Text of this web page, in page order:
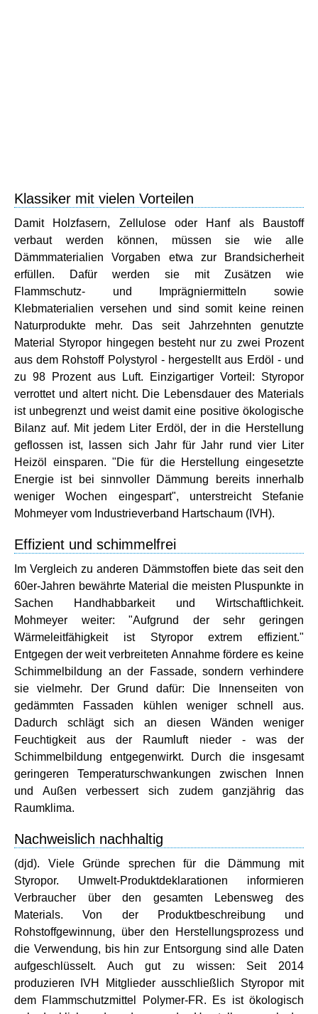
Klassiker mit vielen Vorteilen
Damit Holzfasern, Zellulose oder Hanf als Baustoff
verbaut werden können, müssen sie wie alle
Dämmmaterialien Vorgaben etwa zur Brandsicherheit
erfüllen. Dafür werden sie mit Zusätzen wie
Flammschutz- und Imprägniermitteln sowie
Klebmaterialien versehen und sind somit keine reinen
Naturprodukte mehr. Das seit Jahrzehnten genutzte
Material Styropor hingegen besteht nur zu zwei Prozent
aus dem Rohstoff Polystyrol - hergestellt aus Erdöl - und
zu 98 Prozent aus Luft. Einzigartiger Vorteil: Styropor
verrottet und altert nicht. Die Lebensdauer des Materials
ist unbegrenzt und weist damit eine positive ökologische
Bilanz auf. Mit jedem Liter Erdöl, der in die Herstellung
geflossen ist, lassen sich Jahr für Jahr rund vier Liter
Heizöl einsparen. "Die für die Herstellung eingesetzte
Energie ist bei sinnvoller Dämmung bereits innerhalb
weniger Wochen eingespart", unterstreicht Stefanie
Mohmeyer vom Industrieverband Hartschaum (IVH).
Effizient und schimmelfrei
Im Vergleich zu anderen Dämmstoffen biete das seit den
60er-Jahren bewährte Material die meisten Pluspunkte in
Sachen Handhabbarkeit und Wirtschaftlichkeit.
Mohmeyer weiter: "Aufgrund der sehr geringen
Wärmeleitfähigkeit ist Styropor extrem effizient."
Entgegen der weit verbreiteten Annahme fördere es keine
Schimmelbildung an der Fassade, sondern verhindere
sie vielmehr. Der Grund dafür: Die Innenseiten von
gedämmten Fassaden kühlen weniger schnell aus.
Dadurch schlägt sich an diesen Wänden weniger
Feuchtigkeit aus der Raumluft nieder - was der
Schimmelbildung entgegenwirkt. Durch die insgesamt
geringeren Temperaturschwankungen zwischen Innen
und Außen verbessert sich zudem ganzjährig das
Raumklima.
Nachweislich nachhaltig
(djd). Viele Gründe sprechen für die Dämmung mit
Styropor. Umwelt-Produktdeklarationen informieren
Verbraucher über den gesamten Lebensweg des
Materials. Von der Produktbeschreibung und
Rohstoffgewinnung, über den Herstellungsprozess und
die Verwendung, bis hin zur Entsorgung sind alle Daten
aufgeschlüsselt. Auch gut zu wissen: Seit 2014
produzieren IVH Mitglieder ausschließlich Styropor mit
dem Flammschutzmittel Polymer-FR. Es ist ökologisch